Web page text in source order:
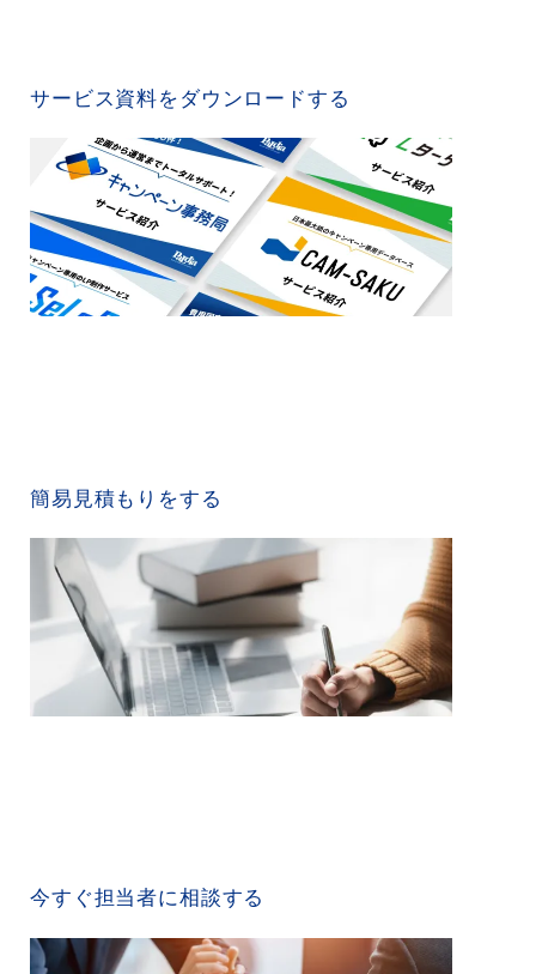
サービス資料をダウンロードする
簡易見積もりをする
今すぐ担当者に相談する